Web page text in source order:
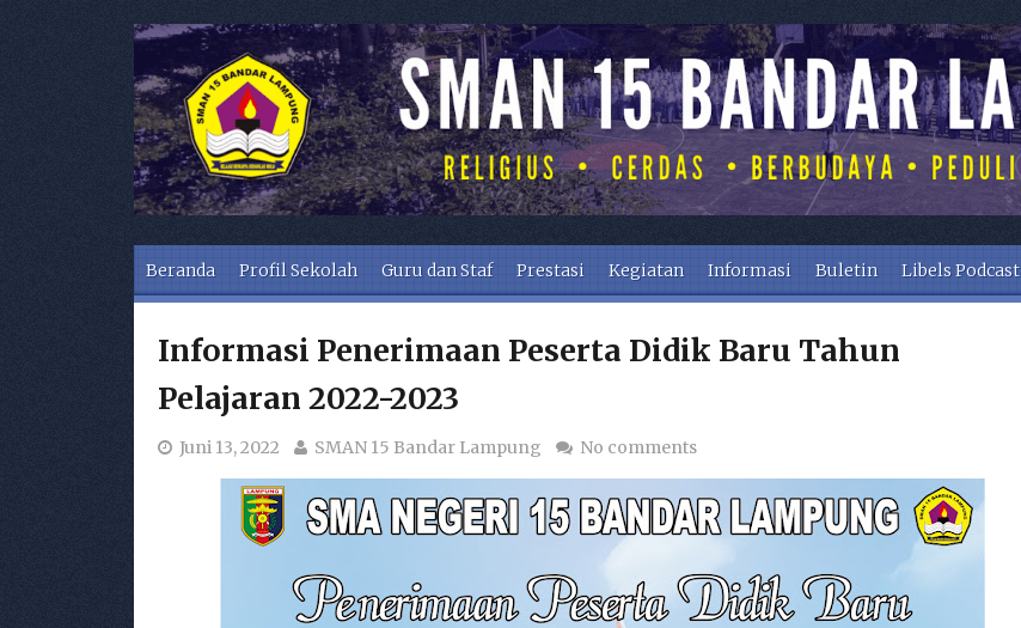
Skip to content
Beranda Profil Sekolah Guru dan Staf Prestasi Kegiatan Informasi Buletin Libels Podcast
Informasi Penerimaan Peserta Didik Baru Tahun
Pelajaran 2022-2023
Juni 13, 2022 SMAN 15 Bandar Lampung No comments